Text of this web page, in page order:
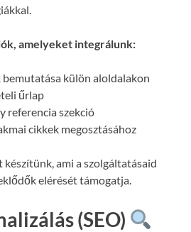
amelyeket integrálunk:
külön aloldalakon
űrlap
referencia szekció
cikkek megosztásához
ami a szolgáltatásaid
elérését támogatja.
(SEO)